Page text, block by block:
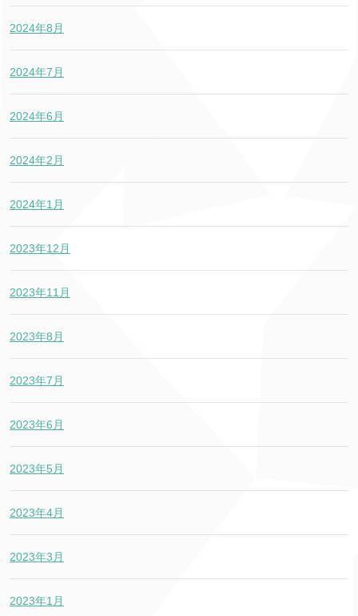
2024年8月
2024年7月
2024年6月
2024年2月
2024年1月
2023年12月
2023年11月
2023年8月
2023年7月
2023年6月
2023年5月
2023年4月
2023年3月
2023年1月